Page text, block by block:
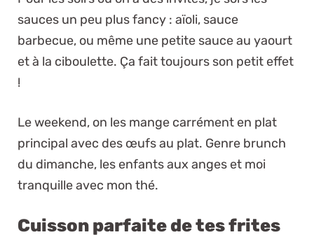
sauces un peu plus fancy : aïoli, sauce
barbecue, ou même une petite sauce au yaourt
et à la ciboulette. Ça fait toujours son petit effet
!
Le weekend, on les mange carrément en plat
principal avec des œufs au plat. Genre brunch
du dimanche, les enfants aux anges et moi
tranquille avec mon thé.
Cuisson parfaite de tes frites